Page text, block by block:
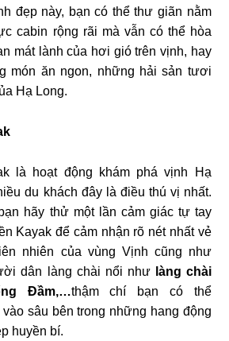
đẹp này, bạn có thể thư giãn nằm
cabin rộng rãi mà vẫn có thể hòa
mát lành của hơi gió trên vịnh, hay
món ăn ngon, những hải sản tươi
Hạ Long.
là hoạt động khám phá vịnh Hạ
du khách đây là điều thú vị nhất.
hãy thử một lần cảm giác tự tay
Kayak để cảm nhận rõ nét nhất vẻ
nhiên của vùng Vịnh cũng như
dân làng chài nổi như làng chài
Đầm,…thậm chí bạn có thể
sâu bên trong những hang động
huyền bí.